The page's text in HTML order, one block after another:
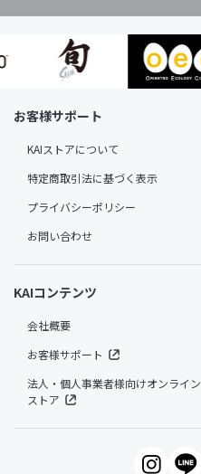
お客様サポート
KAIストアについて
特定商取引法に基づく表示
プライバシーポリシー
お問い合わせ
KAIコンテンツ
会社概要
お客様サポート
法人・個人事業者様向けオンライン
ストア